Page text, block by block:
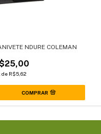
NDURE COLEMAN
de R$5,62